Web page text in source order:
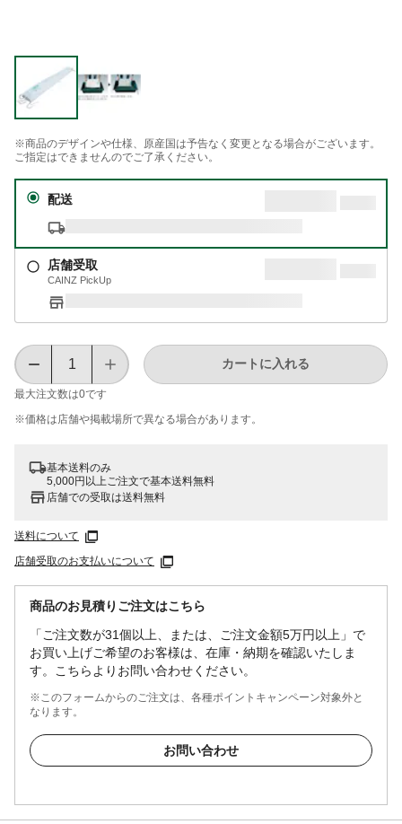
※商品のデザインや仕様、原産国は予告なく変更となる場合がございます。
ご指定はできませんのでご了承ください。
配送
店舗受取
CAINZ PickUp
最大注文数は0です
カートに入れる
※価格は​店舗や​掲載場所で​異なる​場合が​あります。
基本送料のみ
5,000円以上ご注文で基本送料無料
店舗での受取は送料無料
送料について
店舗受取のお支払いについて
商品のお見積りご注文はこちら
「ご注文数が31個以上、または、ご注文金額5万円以上」で
お買い上げご希望のお客様は、在庫・納期を確認いたしま
す。こちらよりお問い合わせください。
※このフォームからのご注文は、各種ポイントキャンペーン対象外と
なります。
お問い合わせ